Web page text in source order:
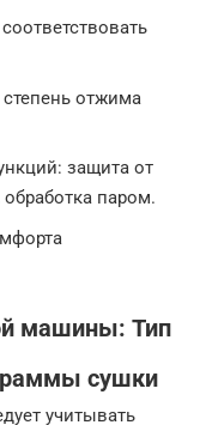
отжима
защита от
паром.
машины: Тип
сушки
учитывать